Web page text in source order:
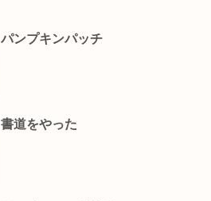
パンプキンパッチ
書道をやった